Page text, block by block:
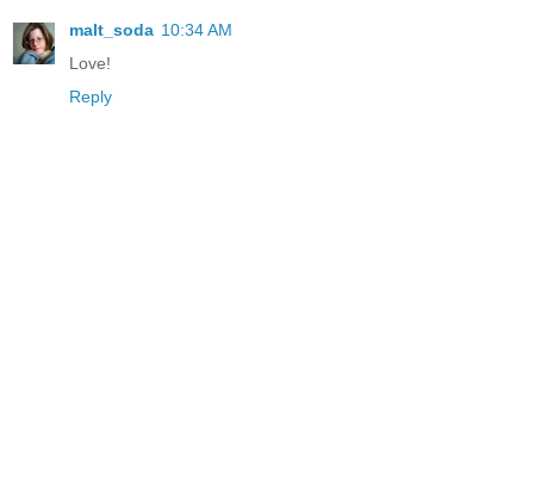
malt_soda 10:34 AM
Love!
Reply